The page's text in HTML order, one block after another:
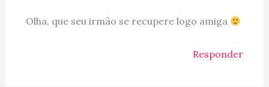
Olha, que seu irmão se recupere logo amiga
Responder